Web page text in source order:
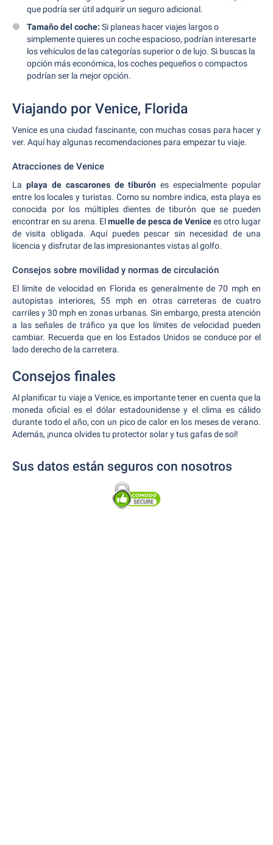
que podría ser útil adquirir un seguro adicional.
Tamaño del coche: Si planeas hacer viajes largos o
simplemente quieres un coche espacioso, podrían interesarte
los vehículos de las categorías superior o de lujo. Si buscas la
opción más económica, los coches pequeños o compactos
podrían ser la mejor opción.
Viajando por Venice, Florida
Venice es una ciudad fascinante, con muchas cosas para hacer y
ver. Aquí hay algunas recomendaciones para empezar tu viaje.
Atracciones de Venice
La playa de cascarones de tiburón es especialmente popular
entre los locales y turistas. Como su nombre indica, esta playa es
conocida por los múltiples dientes de tiburón que se pueden
encontrar en su arena. Elmuelle de pesca de Venicees otro lugar
de visita obligada. Aquí puedes pescar sin necesidad de una
licencia y disfrutar de las impresionantes vistas al golfo.
Consejos sobre movilidad y normas de circulación
El límite de velocidad en Florida es generalmente de 70 mph en
autopistas interiores, 55 mph en otras carreteras de cuatro
carriles y 30 mph en zonas urbanas. Sin embargo, presta atención
a las señales de tráfico ya que los límites de velocidad pueden
cambiar. Recuerda que en los Estados Unidos se conduce por el
lado derecho de la carretera.
Consejos finales
Al planificar tu viaje a Venice, es importante tener en cuenta que la
moneda oficial es el dólar estadounidense y el clima es cálido
durante todo el año, con un pico de calor en los meses de verano.
Además, ¡nunca olvides tu protector solar y tus gafas de sol!
Sus datos están seguros con nosotros